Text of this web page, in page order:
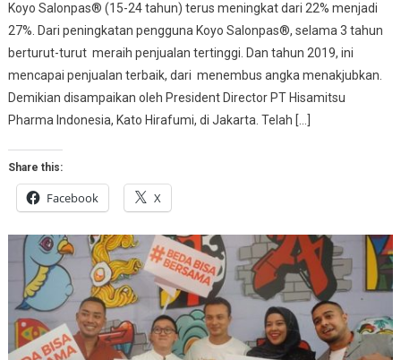
Koyo Salonpas® (15-24 tahun) terus meningkat dari 22% menjadi
27%. Dari peningkatan pengguna Koyo Salonpas®, selama 3 tahun
berturut-turut meraih penjualan tertinggi. Dan tahun 2019, ini
mencapai penjualan terbaik, dari menembus angka menakjubkan.
Demikian disampaikan oleh President Director PT Hisamitsu
Pharma Indonesia, Kato Hirafumi, di Jakarta. Telah […]
Share this:
Facebook X